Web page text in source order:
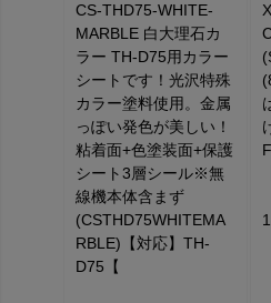
CS-THD75-WHITE-
MARBLE 白大理石カ
ラー TH-D75用カラー
シートです！光沢特殊
カラー塗料使用。金属
っぽい発色が美しい！
粘着面+色塗装面+保護
シート3層シール※無
線機本体含まず
(CSTHD75WHITEMA
RBLE)【対応】TH-
D75【